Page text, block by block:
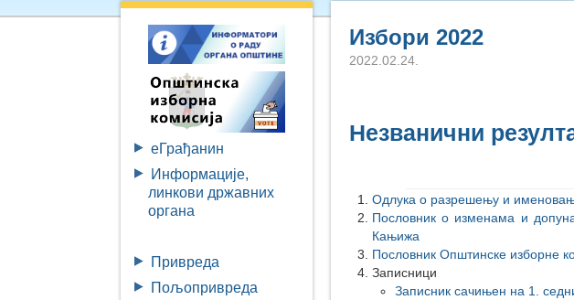
eГрађанин
Информације,
линкови државних
органа
Привреда
Пољопривреда
Избори 2022
2022.02.24.
Незванични
Одлука о разрешењу и
Пословник о изменама и
Кањижа
Пословник Општинске изборне
Записници
Записник сачињен на 1.